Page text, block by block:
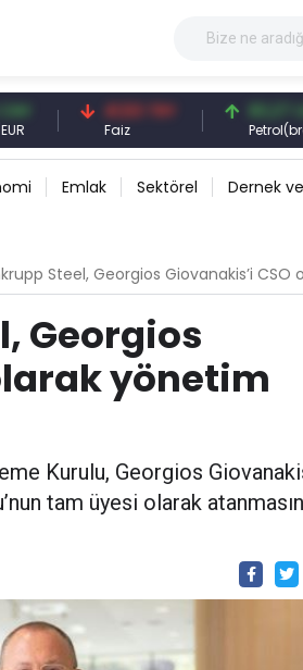
41,53 TRY 83,27 USD
Petrol(brent)
Emlak Sektörel Dernek
Steel, Georgios Giovanakis’i CSO olarak yönetim
Georgios
yönetim
Kurulu, Georgios
tam üyesi olarak